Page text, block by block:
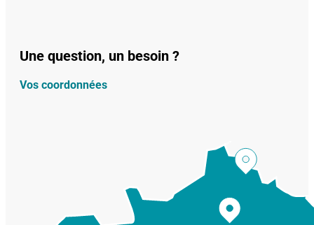
Une question, un besoin ?
Vos coordonnées